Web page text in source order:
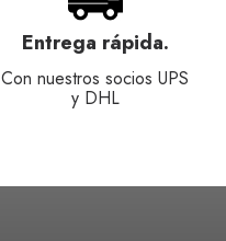
Entrega rápida.
Con nuestros socios UPS
y DHL